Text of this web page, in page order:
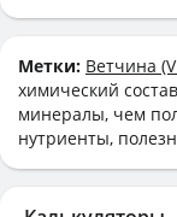
Метки: Ветчина
химический
минералы, чем
нутриенты,